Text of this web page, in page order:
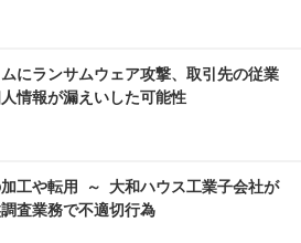
にランサムウェア攻撃、取引先の従業
情報が漏えいした可能性
工や転用 ～ 大和ハウス工業子会社が
査業務で不適切行為